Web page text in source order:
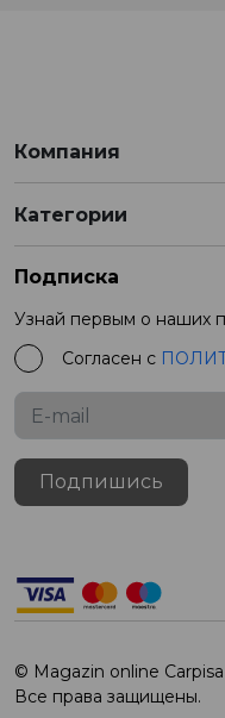
Компания
Категории
Подписка
Узнай первым о наших
Согласен с
Подпишись
© Magazin online
Все права защищены.